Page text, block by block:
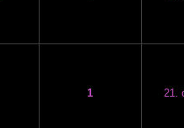
1 21.